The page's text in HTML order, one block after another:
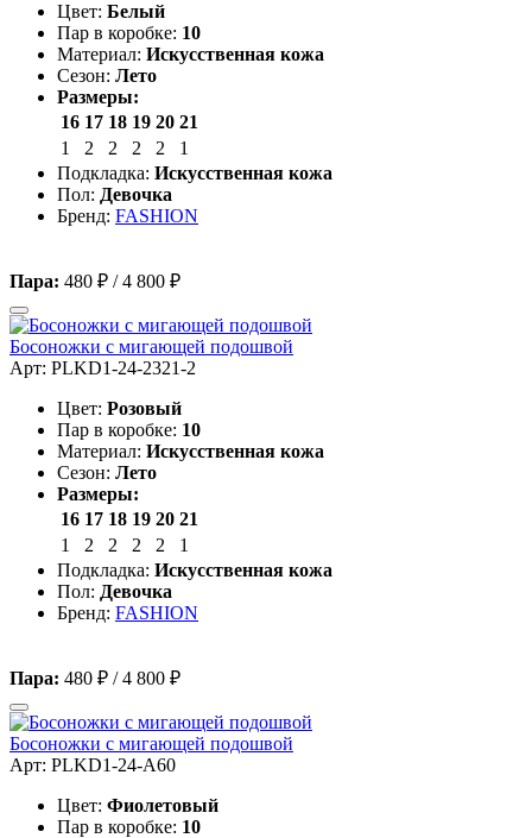
Цвет: Белый
Пар в коробке: 10
Материал: Искусственная кожа
Сезон: Лето
Размеры:
16 17 18 19 20 21
1
2 2 2 2
1
Подкладка: Искусственная кожа
Пол: Девочка
Бренд: FASHION
Пара: 480 ₽ /4 800 ₽
Босоножки с мигающей подошвой
Арт: PLKD1-24-2321-2
Цвет: Розовый
Пар в коробке: 10
Материал: Искусственная кожа
Сезон: Лето
Размеры:
16 17 18 19 20 21
1
2 2 2 2
1
Подкладка: Искусственная кожа
Пол: Девочка
Бренд: FASHION
Пара: 480 ₽ /4 800 ₽
Босоножки с мигающей подошвой
Арт: PLKD1-24-A60
Цвет: Фиолетовый
Пар в коробке: 10